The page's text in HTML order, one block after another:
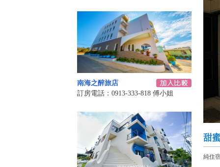
南海之醉旅店
訂房電話：0913-333-818 傅小姐
甜
純住